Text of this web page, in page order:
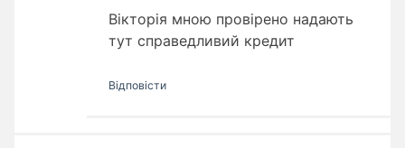
Вікторія мною провірено надають
тут справедливий кредит
Відповіcти